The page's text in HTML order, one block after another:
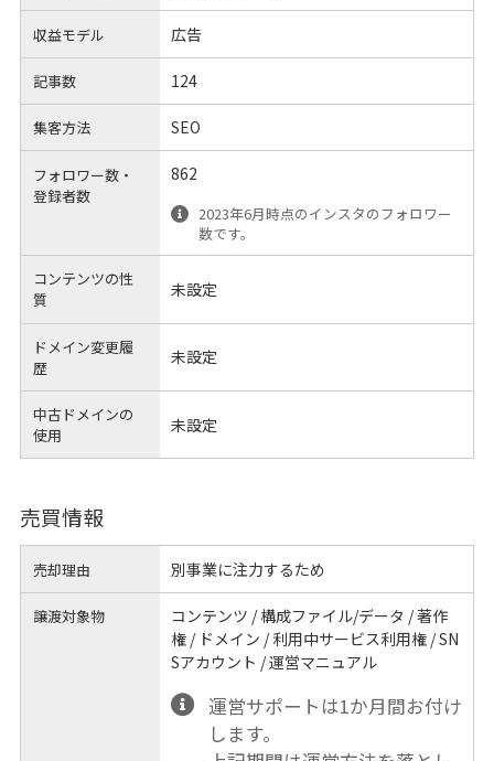
収益モデル 広告
記事数 124
集客方法 SEO
フォロワー数・
登録者数
862
2023年6月時点のインスタのフォロワー
数です。
コンテンツの性
質
未設定
ドメイン変更履
歴
未設定
中古ドメインの
使用
未設定
売買情報
売却理由 別事業に注力するため
譲渡対象物
コンテンツ / 構成ファイル/データ / 著作
権 / ドメイン / 利用中サービス利用権 / SN
Sアカウント / 運営マニュアル
運営サポートは1か月間お付け
します。